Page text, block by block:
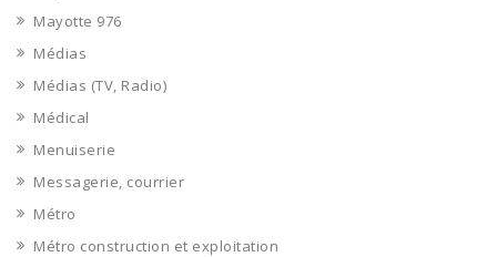
Mayotte 976
Médias
Médias (TV, Radio)
Médical
Menuiserie
Messagerie, courrier
Métro
Métro construction et exploitation